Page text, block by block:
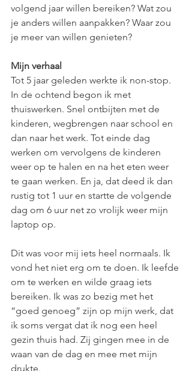
volgend jaar willen bereiken? Wat zou
je anders willen aanpakken? Waar zou
je meer van willen genieten?
Mijn verhaal
Tot 5 jaar geleden werkte ik non-stop.
In de ochtend begon ik met
thuiswerken. Snel ontbijten met de
kinderen, wegbrengen naar school en
dan naar het werk. Tot einde dag
werken om vervolgens de kinderen
weer op te halen en na het eten weer
te gaan werken. En ja, dat deed ik dan
rustig tot 1 uur en startte de volgende
dag om 6 uur net zo vrolijk weer mijn
laptop op.
Dit was voor mij iets heel normaals. Ik
vond het niet erg om te doen. Ik leefde
om te werken en wilde graag iets
bereiken. Ik was zo bezig met het
“goed genoeg” zijn op mijn werk, dat
ik soms vergat dat ik nog een heel
gezin thuis had. Zij gingen mee in de
waan van de dag en mee met mijn
drukte.